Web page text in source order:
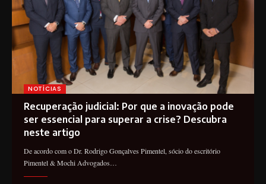
NOTÍCIAS
Recuperação judicial: Por que a inovação pode
ser essencial para superar a crise? Descubra
neste artigo
De acordo com o Dr. Rodrigo Gonçalves Pimentel, sócio do escritório
Pimentel & Mochi Advogados…